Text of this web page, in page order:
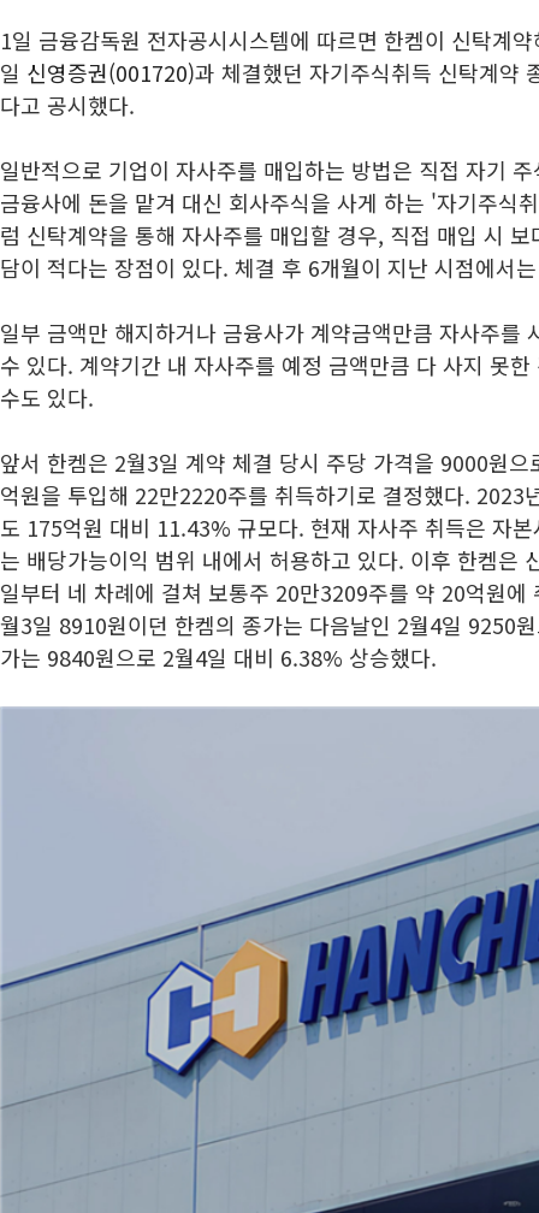
1일 금융감독원 전자공시시스템에 따르면 한켐이 신탁계
일 신영증권(001720)과 체결했던 자기주식취득 신탁계약
다고 공시했다.
일반적으로 기업이 자사주를 매입하는 방법은 직접 자기
금융사에 돈을 맡겨 대신 회사주식을 사게 하는 '자기주식
럼 신탁계약을 통해 자사주를 매입할 경우, 직접 매입 시
담이 적다는 장점이 있다. 체결 후 6개월이 지난 시점에서
일부 금액만 해지하거나 금융사가 계약금액만큼 자사주를
수 있다. 계약기간 내 자사주를 예정 금액만큼 다 사지 못
수도 있다.
앞서 한켐은 2월3일 계약 체결 당시 주당 가격을 9000원
억원을 투입해 22만2220주를 취득하기로 결정했다. 2023
도 175억원 대비 11.43% 규모다. 현재 자사주 취득은 자
는 배당가능이익 범위 내에서 허용하고 있다. 이후 한켐은
일부터 네 차례에 걸쳐 보통주 20만3209주를 약 20억원에
월3일 8910원이던 한켐의 종가는 다음날인 2월4일 9250
가는 9840원으로 2월4일 대비 6.38% 상승했다.